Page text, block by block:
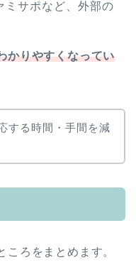
ミサポなど、外部の
かりやすくなってい
する時間・手間を減
ろをまとめます。